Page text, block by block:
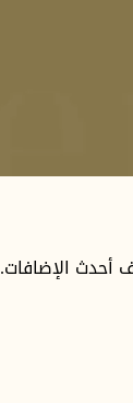
أحدث الإضافات.